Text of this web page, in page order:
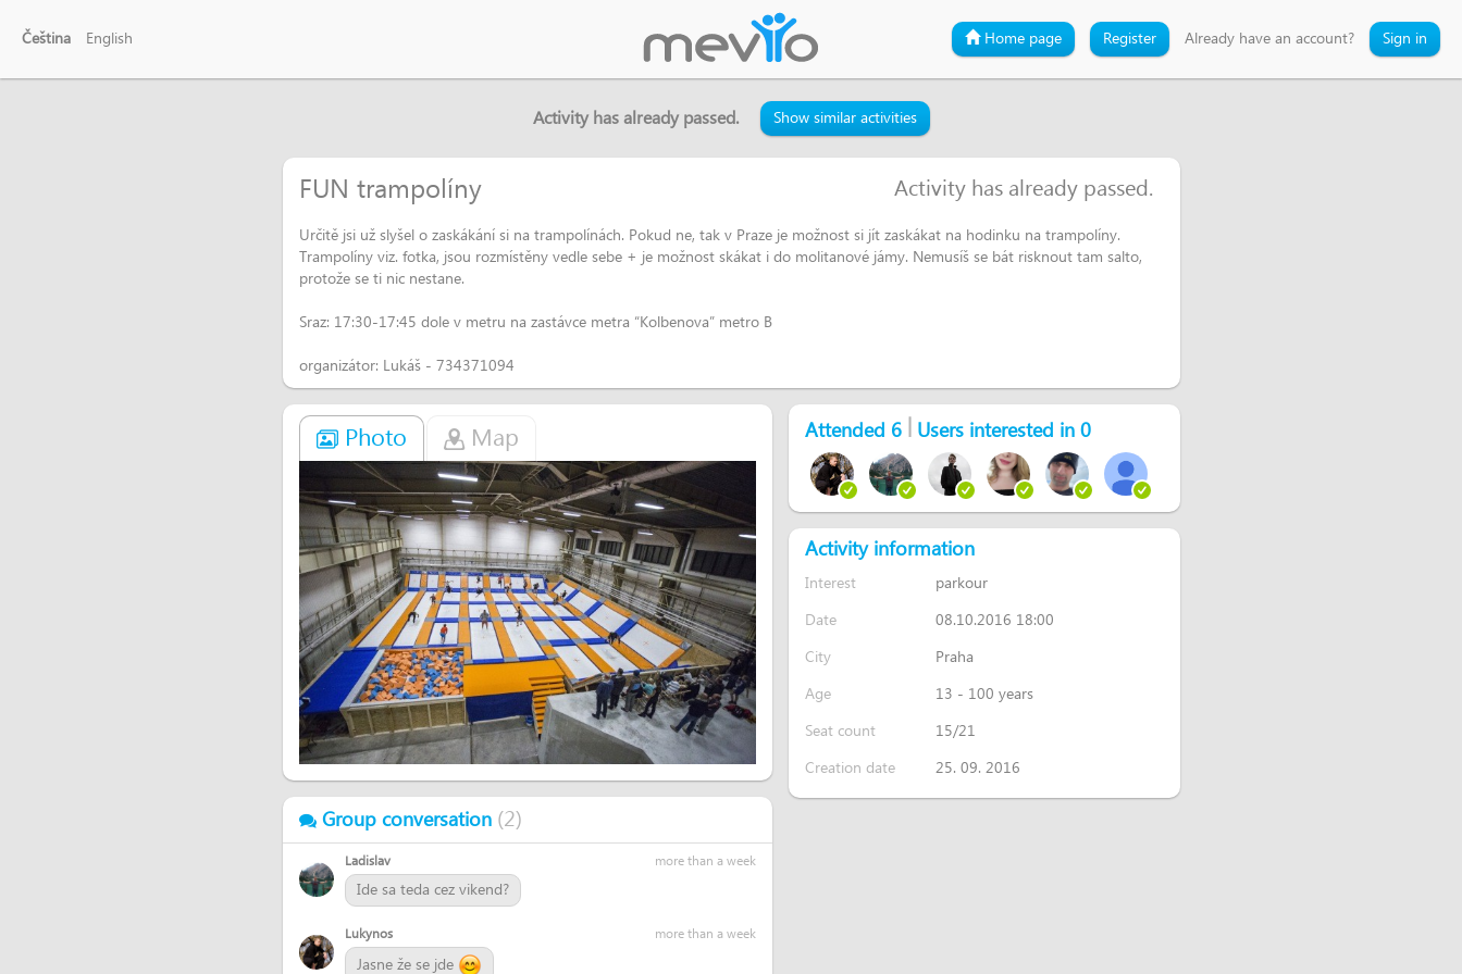
Čeština English Home page Register Already have an account? Sign in
Activity has already passed. Show similar activities
FUN trampolíny Activity has already passed.
Určitě jsi už slyšel o zaskákání si na trampolínách. Pokud ne, tak v Praze je možnost si jít zaskákat na hodinku na trampolíny.
Trampolíny viz. fotka, jsou rozmístěny vedle sebe + je možnost skákat i do molitanové jámy. Nemusíš se bát risknout tam salto,
protože se ti nic nestane.
Sraz: 17:30-17:45 dole v metru na zastávce metra “Kolbenova” metro B
organizátor: Lukáš - 734371094
Photo Map
Group conversation (2)
Ladislav more than a week
Ide sa teda cez vikend?
Lukynos more than a week
Jasne že se jde
Attended 6 | Users interested in 0
Activity information
Interest
parkour
Date
08.10.2016 18:00
City
Praha
Age
13 - 100 years
Seat count
15/21
Creation date
25. 09. 2016